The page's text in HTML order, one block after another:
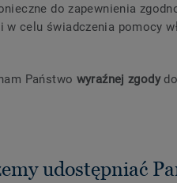
do zapewnienia
w celu świadczenia pomocy
Państwo wyraźnej zgody
udostępniać